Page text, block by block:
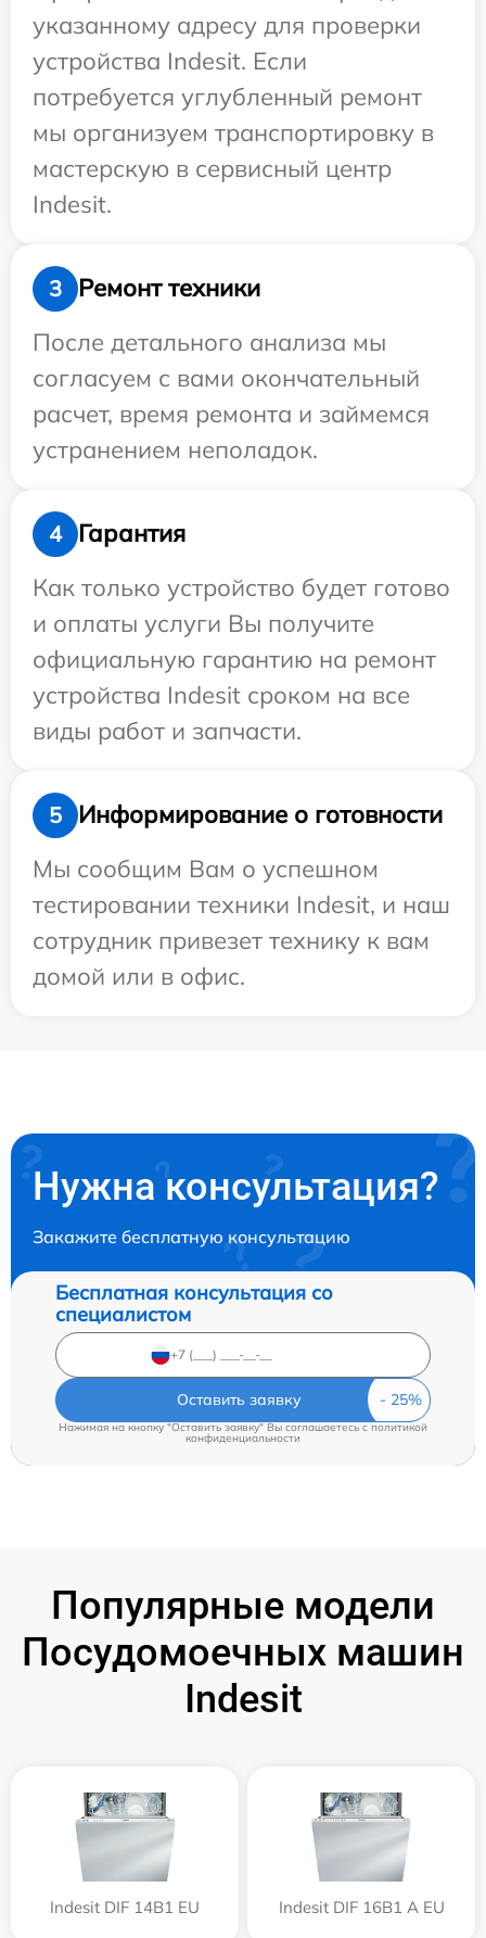
указанному адресу для проверки
устройства Indesit. Если
потребуется углубленный ремонт
мы организуем транспортировку в
мастерскую в сервисный центр
Indesit.
3
Ремонт техники
После детального анализа мы
согласуем с вами окончательный
расчет, время ремонта и займемся
устранением неполадок.
4
Гарантия
Как только устройство будет готово
и оплаты услуги Вы получите
официальную гарантию на ремонт
устройства Indesit сроком на все
виды работ и запчасти.
5
Информирование о готовности
Мы сообщим Вам о успешном
тестировании техники Indesit, и наш
сотрудник привезет технику к вам
домой или в офис.
Нужна консультация?
Закажите бесплатную консультацию
Бесплатная консультация со
специалистом
Оставить заявку
Нажимая на кнопку "Оставить заявку" Вы соглашаетесь cполитикой
конфиденциальности
Популярные модели
Посудомоечных машин
Indesit
Indesit DIF 14B1 EU Indesit DIF 16B1 A EU